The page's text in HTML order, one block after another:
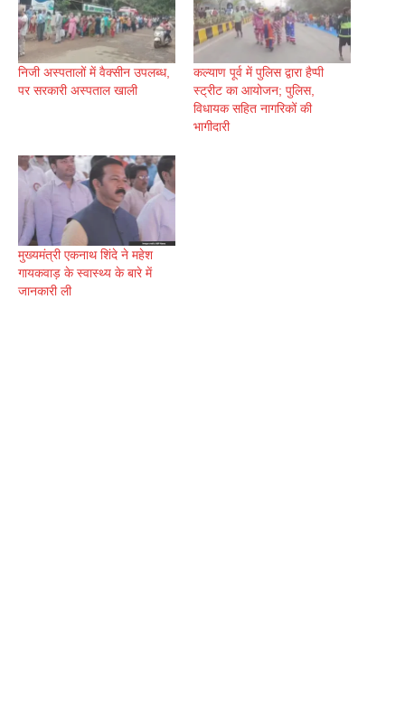
निजी अस्पतालों में वैक्सीन उपलब्ध,
पर सरकारी अस्पताल खाली
कल्याण पूर्व में पुलिस द्वारा हैप्पी
स्ट्रीट का आयोजन; पुलिस,
विधायक सहित नागरिकों की
भागीदारी
मुख्यमंत्री एकनाथ शिंदे ने महेश
गायकवाड़ के स्वास्थ्य के बारे में
जानकारी ली